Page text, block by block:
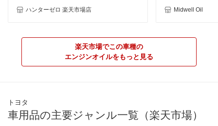
ハンターゼロ 楽天市場店 Midwell Oil
楽天市場でこの車種の
エンジンオイルをもっと見る
トヨタ
車用品の主要ジャンル一覧（楽天市場）